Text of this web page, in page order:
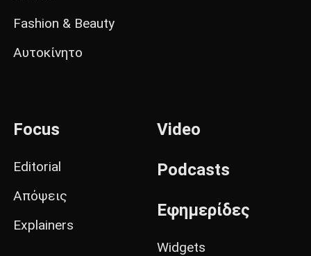
Fashion & Beauty
Αυτοκίνητο
Focus
Editorial
Απόψεις
Explainers
Video
Podcasts
Εφημερίδες
Widgets